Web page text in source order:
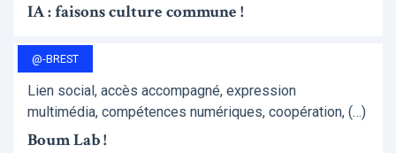
IA : faisons culture commune !
@-BREST
Lien social, accès accompagné, expression
multimédia, compétences numériques, coopération, (…)
Boum Lab !